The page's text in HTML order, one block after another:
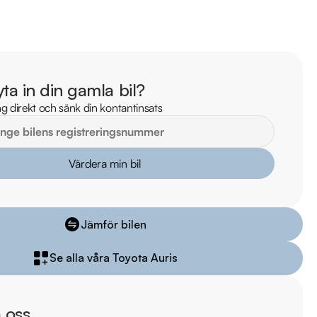
kopa-bil/toyota/ogj323/
på bilen
online
och tillval
bilar
i hela Sverige
via Folksam
på Trustpilot
in din gamla bil?
direkt och sänk din kontantinsats
Värdera min bil
Jämför bilen
Se alla våra Toyota Auris